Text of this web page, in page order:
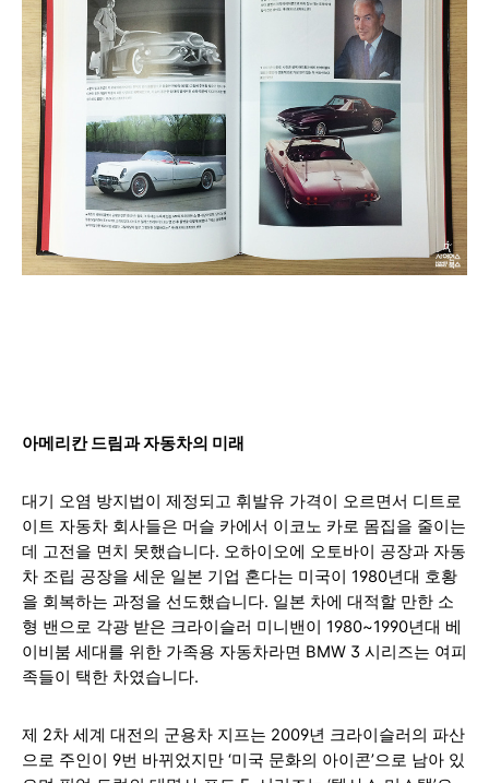
아메리칸 드림과 자동차의 미래
대기 오염 방지법이 제정되고 휘발유 가격이 오르면서 디트로
이트 자동차 회사들은 머슬 카에서 이코노 카로 몸집을 줄이는
데 고전을 면치 못했습니다. 오하이오에 오토바이 공장과 자동
차 조립 공장을 세운 일본 기업 혼다는 미국이 1980년대 호황
을 회복하는 과정을 선도했습니다. 일본 차에 대적할 만한 소
형 밴으로 각광 받은 크라이슬러 미니밴이 1980~1990년대 베
이비붐 세대를 위한 가족용 자동차라면 BMW 3 시리즈는 여피
족들이 택한 차였습니다.
제 2차 세계 대전의 군용차 지프는 2009년 크라이슬러의 파산
으로 주인이 9번 바뀌었지만 ‘미국 문화의 아이콘’으로 남아 있